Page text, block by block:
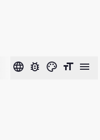
language bug_report color_lens format_size menu